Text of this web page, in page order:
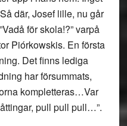
där, Josef lille, nu går
för skola!?” varpå
Piórkowskis. En första
Det finns lediga
har försummats,
kompletteras…Var
pull pull pull…”.